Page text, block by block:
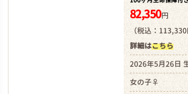
82,350円
（税込：113,330
詳細はこちら
2026年5月26日
女の子♀